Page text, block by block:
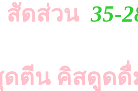
สัดส่วน35-
ดตีน คิสดูดดื่